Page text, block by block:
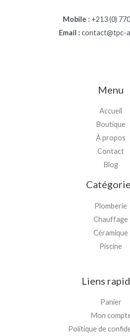
Mobile : +213 (0)
Email : contact@tpc-
Menu
Accueil
Boutique
À propos
Contact
Blog
Plomberie
Chauffage
Céramique
Piscine
Liens
Panier
Mon
Politique de